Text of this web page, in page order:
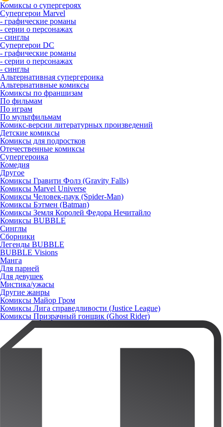
Комиксы о супергероях
Супергерои Marvel
- графические романы
- серии о персонажах
- синглы
Супергерои DC
- графические романы
- серии о персонажах
- синглы
Альтернативная супергероика
Альтернативные комиксы
Комиксы по франшизам
По фильмам
По играм
По мультфильмам
Комикс-версии литературных произведений
Детские комиксы
Комиксы для подростков
Отечественные комиксы
Супергероика
Комедия
Другое
Комиксы Гравити Фолз (Gravity Falls)
Комиксы Marvel Universe
Комиксы Человек-паук (Spider-Man)
Комиксы Бэтмен (Batman)
Комиксы Земля Королей Федора Нечитайло
Комиксы BUBBLE
Синглы
Сборники
Легенды BUBBLE
BUBBLE Visions
Манга
Для парней
Для девушек
Мистика/ужасы
Другие жанры
Комиксы Майор Гром
Комиксы Лига справедливости (Justice League)
Комиксы Призрачный гонщик (Ghost Rider)